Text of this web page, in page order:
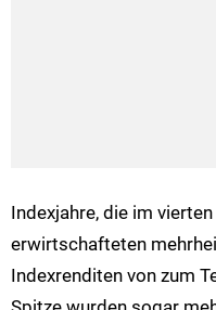
Indexjahre, die im
erwirtschafteten
Indexrenditen von zum